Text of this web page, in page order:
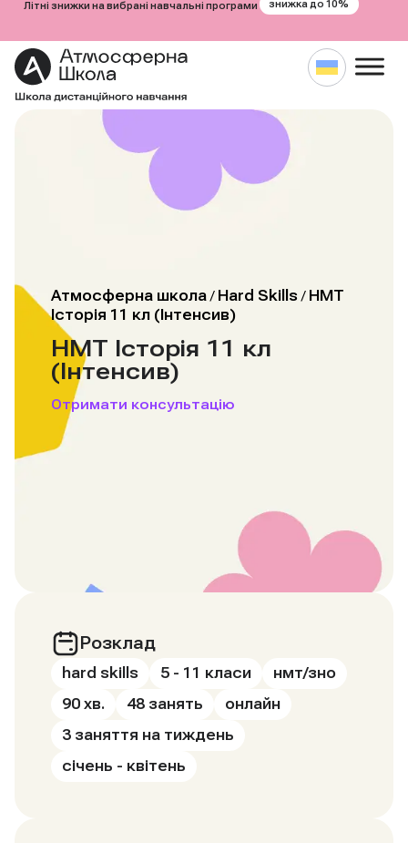
Літні знижки на вибрані навчальні програми знижка до 10%
Атмосферна школа/ Hard Skills/ НМТ
Історія 11 кл (Інтенсив)
НМТ Історія 11 кл
(Інтенсив)
Отримати консультацію
Розклад
hard skills 5 - 11 класи
нмт/зно
90 хв.
48 занять
онлайн
3 заняття на тиждень
січень - квітень